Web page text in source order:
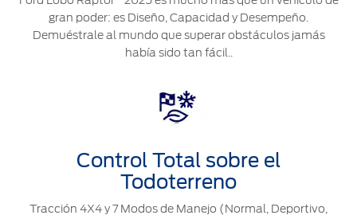
Localiza un
Distribuidor
Motorcraft
Técnico
gran poder: es Diseño, Capacidad y Desempeño.
Demuéstrale al mundo que superar obstáculos jamás
había sido tan fácil..
Control Total sobre el
Todoterreno
Tracción 4X4 y 7 Modos de Manejo (Normal, Deportivo,